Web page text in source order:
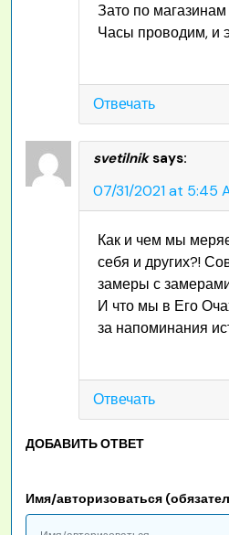
Зато по магазинам
Часы проводим, и
Отвечать
svetilnik says:
07/31/2021 at 5:45
Как и чем мы
себя и других?!
замеры с
И что мы в Его
за напоминания
Отвечать
ДОБАВИТЬ ОТВЕТ
Имя/авторизоваться